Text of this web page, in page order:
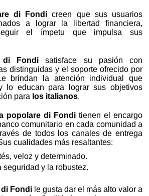
di Fondi creen que sus usuarios
a lograr la libertad financiera,
el ímpetu que impulsa sus
di Fondi satisface su pasión con
distinguidas y el soporte ofrecido por
brindan la atención individual que
lo educan para lograr sus objetivos
para los italianos.
popolare di Fonditienen el encargo
comunitario en cada comunidad a
de todos los canales de entrega
cualidades más resaltantes:
veloz y determinado.
seguridad y la robustez.
Fondile gusta dar el más alto valor a